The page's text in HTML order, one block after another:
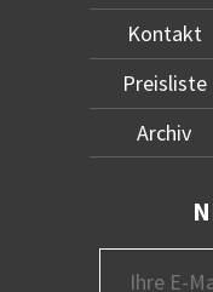
Kontakt
Preisliste
Archiv